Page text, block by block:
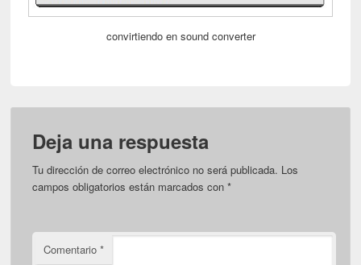
convirtiendo en sound converter
Deja una respuesta
Tu dirección de correo electrónico no será publicada. Los
campos obligatorios están marcados con*
Comentario*